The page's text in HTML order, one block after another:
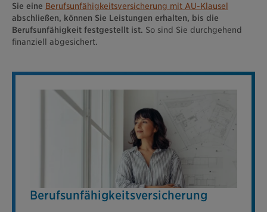
Sie eine Berufsunfähigkeitsversicherung mit AU-Klausel
abschließen, können Sie Leistungen erhalten, bis die
Berufsunfähigkeit festgestellt ist. So sind Sie durchgehend
finanziell abgesichert.
Berufsunfähigkeits­versicherung